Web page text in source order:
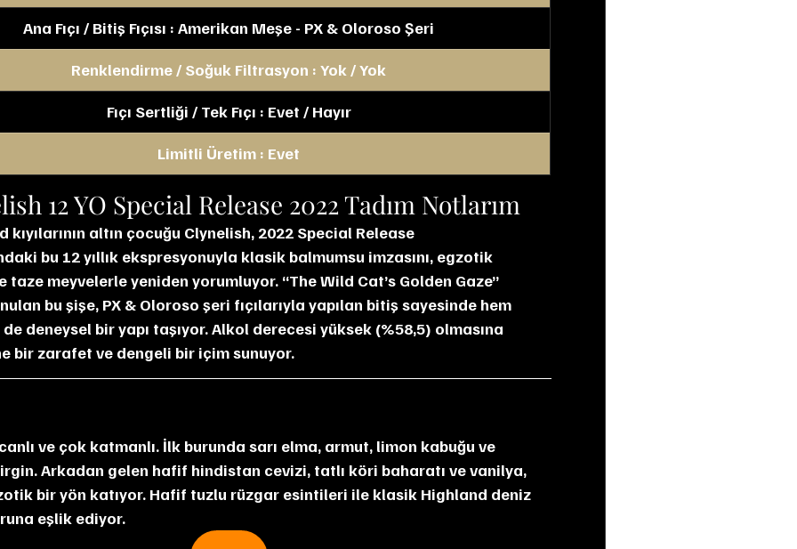
Ana Fıçı / Bitiş Fıçısı : Amerikan Meşe - PX & Oloroso Şeri
Renklendirme / Soğuk Filtrasyon : Yok / Yok
Fıçı Sertliği / Tek Fıçı : Evet / Hayır
Limitli Üretim : Evet
12 YO Special Release 2022 Tadım Notlarım
kıyılarının altın çocuğu Clynelish, 2022 Special Release
bu 12 yıllık ekspresyonuyla klasik balmumsu imzasını, egzotik
meyvelerle yeniden yorumluyor. “The Wild Cat’s Golden Gaze”
bu şişe, PX & Oloroso şeri fıçılarıyla yapılan bitiş sayesinde hem
de deneysel bir yapı taşıyor. Alkol derecesi yüksek (%58,5) olmasına
bir zarafet ve dengeli bir içim sunuyor.
Arkadan gelen hafif hindistan cevizi, tatlı köri baharatı ve vanilya,
bir yön katıyor. Hafif tuzlu rüzgar esintileri ile klasik Highland deniz
eşlik ediyor.